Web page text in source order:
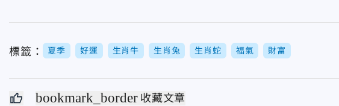
標籤： 夏季 好運 生肖牛 生肖兔 生肖蛇 福氣 財富
bookmark_border 收藏文章